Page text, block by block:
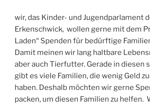
wir, das Kinder- und Jugendparlament
Erkenschwick, wollen gerne mit dem
Laden“ Spenden für bedürftige
Damit meinen wir lang haltbare
aber auch Tierfutter. Gerade in diesen
gibt es viele Familien, die wenig Geld
haben. Deshalb möchten wir gerne
packen, um diesen Familien zu helfen.